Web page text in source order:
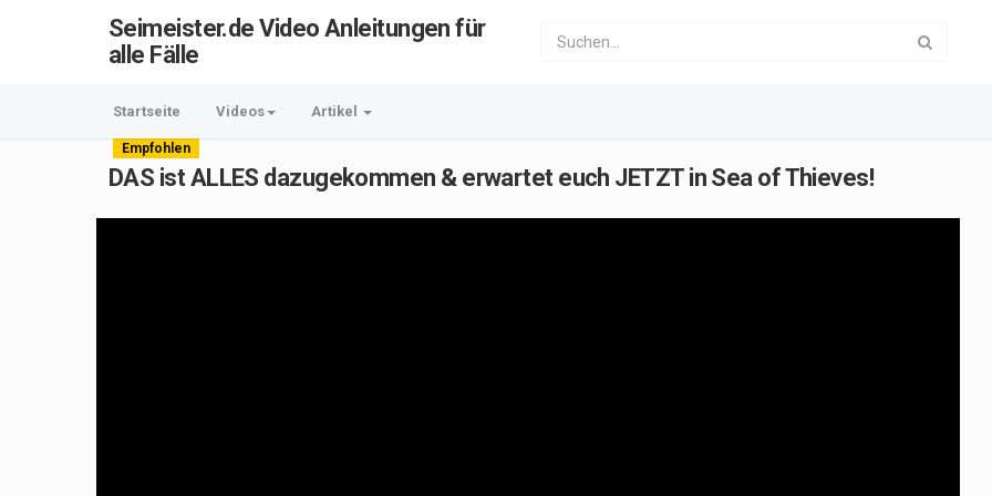
Seimeister.de Video Anleitungen für
alle Fälle
Startseite Videos Artikel
Empfohlen
DAS ist ALLES dazugekommen & erwartet euch JETZT in Sea of Thieves!